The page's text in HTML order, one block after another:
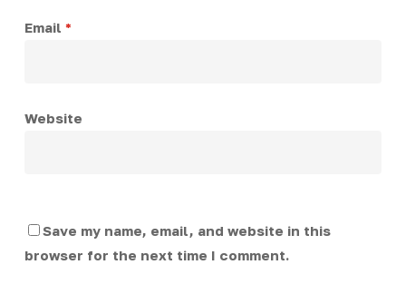
Email *
Website
Save my name, email, and website in this
browser for the next time I comment.